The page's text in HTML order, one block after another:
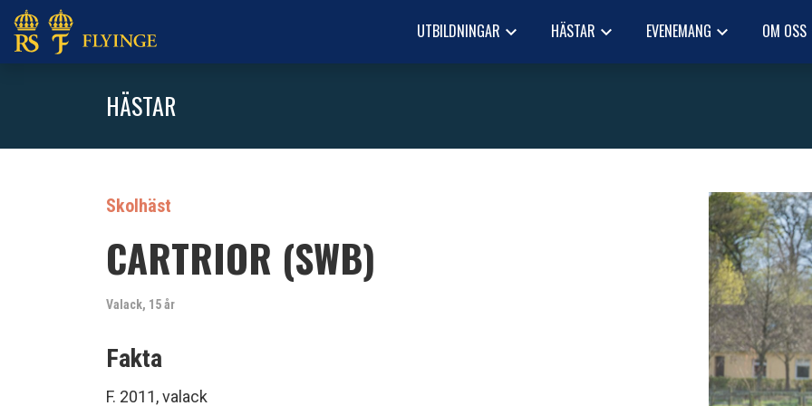
UTBILDNINGAR keyboard_arrow_down HÄSTAR keyboard_arrow_down EVENEMANG keyboard_arrow_down OM OSS
HÄSTAR
Skolhäst
CARTRIOR (SWB)
Valack, 15 år
Fakta
F. 2011, valack